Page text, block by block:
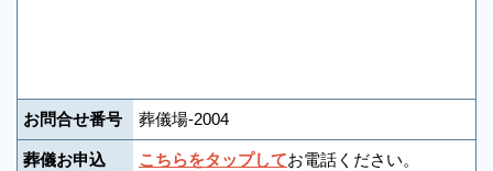
お問合せ番号 葬儀場-2004
葬儀お申込 こちらをタップしてお電話ください。